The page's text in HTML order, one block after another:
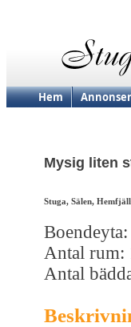
Hem
Mysig liten
Stuga, Sälen,
Antal rum:
Antal